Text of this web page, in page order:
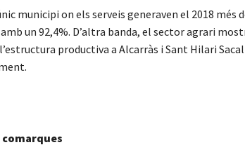
municipi on els serveis generaven el 2018 més
un 92,4%. D’altra banda, el sector agrari
productiva a Alcarràs i Sant Hilari
comarques